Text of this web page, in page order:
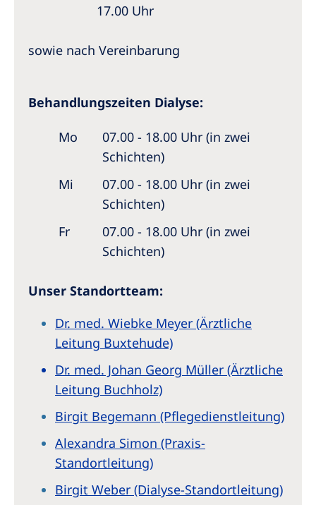
17.00 Uhr
sowie nach Vereinbarung
Behandlungszeiten Dialyse:
Mo
07.00 - 18.00 Uhr (in zwei
Schichten)
Mi
07.00 - 18.00 Uhr (in zwei
Schichten)
Fr
07.00 - 18.00 Uhr (in zwei
Schichten)
Unser Standortteam:
Dr. med. Wiebke Meyer (Ärztliche
Leitung Buxtehude)
Dr. med. Johan Georg Müller (Ärztliche
Leitung Buchholz)
Birgit Begemann (Pflegedienstleitung)
Alexandra Simon (Praxis-
Standortleitung)
Birgit Weber (Dialyse-Standortleitung)